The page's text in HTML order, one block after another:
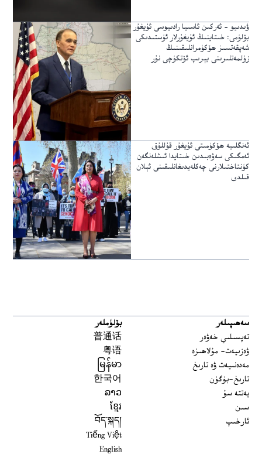
ۋىدىيو – ئەركىن ئاسىيا رادىيوسى ئۇيغۇر
بۆلۈمى: خىتاينىڭ ئۇيغۇرلار ئۈستىدىكى
شەپقەتسىز ھۆكۈمرانلىقىنىڭ
زۇلمەتلىرىنى يېرىپ ئۆتكۈچى نۇر
ئەنگلىيە ھۆكۈمىتى ئۇيغۇر قۇللۇق
ئەمگىكى سەۋەبىدىن خىتايدا ئىشلەنگەن
كۈنتاختىلارنى چەكلەيدىغانلىقىنى ئېلان
قىلدى
سەھىپىلەر
تەپسىلىي خەۋەر
ۋەزىيەت- مۇلاھىزە
مەدەنىيەت ۋە تارىخ
تارىخ-بۈگۈن
يەتتە سۇ
سىن
ئارخىپ
بۆلۈملەر
普通话
粤语
မြန်မာ
한국어
ລາວ
ខ្មែរ
བོད་སྐད།
Tiếng Việt
English